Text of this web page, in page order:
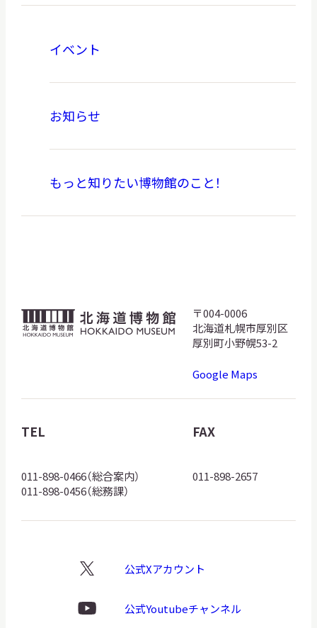
イベント
お知らせ
もっと知りたい博物館のこと！
北
海
物
館
ゴ
〒004-0006
北海道札幌市厚別区
厚別町小野幌53-2
Google Maps
TEL
011-898-0466（総合案内）
011-898-0456（総務課）
FAX
011-898-2657
X
ゴ
公式Xアカウント
Youtube
公式Youtubeチャンネル